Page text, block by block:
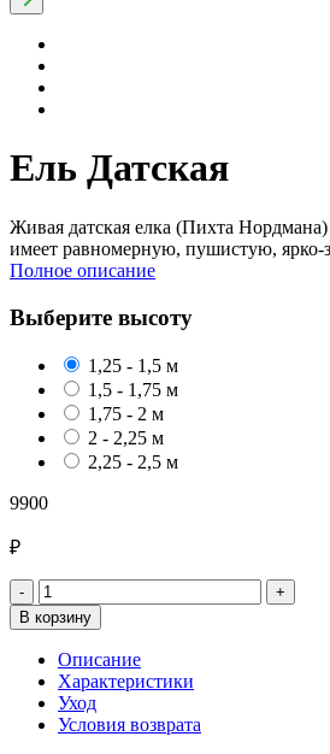
Ель Датская
Живая датская елка (Пихта
имеет равномерную, пушистую,
Полное описание
Выберите высоту
1,25 - 1,5 м
1,5 - 1,75 м
1,75 - 2 м
2 - 2,25 м
2,25 - 2,5 м
9900
₽
-
+
В корзину
Описание
Характеристики
Уход
Условия возврата